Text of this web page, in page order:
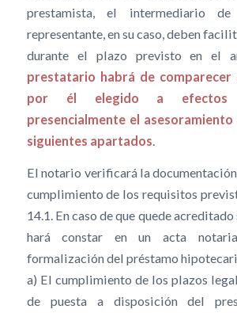
prestamista, el intermediario
representante, en su caso, deben
durante el plazo previsto en el
prestatario habrá de
por él elegido a efectos
presencialmente el
siguientes apartados
El notario verificará la
cumplimiento de los requisitos
14.1. En caso de que quede
hará constar en un acta
formalización del préstamo
a) El cumplimiento de los plazos
de puesta a disposición del